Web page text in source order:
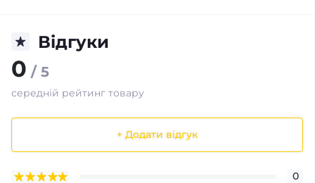
Відгуки
0 / 5
середній рейтинг товару
+ Додати відгук
0